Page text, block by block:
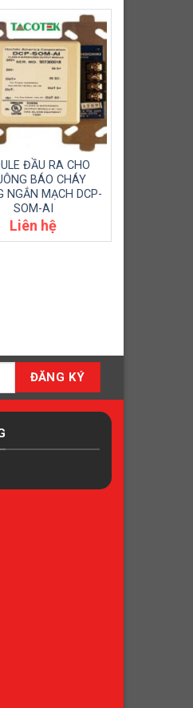
ĐẦU RA CHO
BÁO CHÁY
NGẮN MẠCH DCP-
SOM-AI
Liên hệ